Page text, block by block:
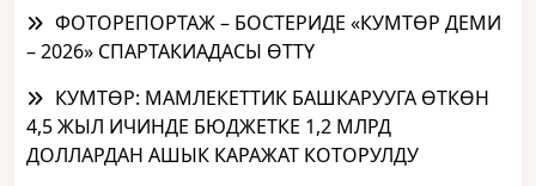
ФОТОРЕПОРТАЖ – БОСТЕРИДЕ «КУМТӨР ДЕМИ
– 2026» СПАРТАКИАДАСЫ ӨТТҮ
КУМТӨР: МАМЛЕКЕТТИК БАШКАРУУГА ӨТКӨН
4,5 ЖЫЛ ИЧИНДЕ БЮДЖЕТКЕ 1,2 МЛРД
ДОЛЛАРДАН АШЫК КАРАЖАТ КОТОРУЛДУ